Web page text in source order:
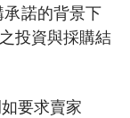
諾的背景下
投資與採購結
要求賣家